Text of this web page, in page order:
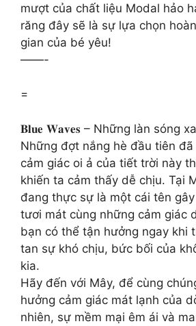
mượt của chất liệu Modal hảo
răng đây sẽ là sự lựa chọn
gian của bé yêu!
——-
=
𝐁𝐥𝐮𝐞 𝐖𝐚𝐯𝐞𝐬 – Những làn sóng
Những đợt nắng hè đầu tiên
cảm giác oi ả của tiết trời này
khiến ta cảm thấy dễ chịu. Tại
đang thực sự là một cái tên
tươi mát cùng những cảm giác
bạn có thể tận hưởng ngay khi
tan sự khó chịu, bức bối của
kia.
Hãy đến với Mây, để cùng
hưởng cảm giác mát lạnh của
nhiên, sự mềm mại êm ái và